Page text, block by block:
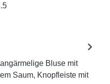
Bluse mit
Saum, Knopfleiste mit